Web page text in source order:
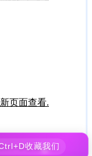
页面查看.
收藏我们